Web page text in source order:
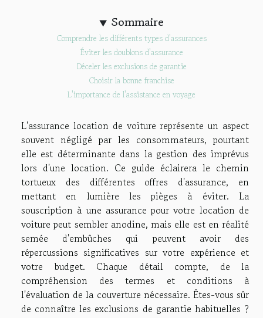
Sommaire
Comprendre les différents types d'assurances
Éviter les doublons d'assurance
Déceler les exclusions de garantie
Choisir la bonne franchise
L'importance de l'assistance en voyage
L'assurance location de voiture représente un aspect
souvent négligé par les consommateurs, pourtant
elle est déterminante dans la gestion des imprévus
lors d'une location. Ce guide éclairera le chemin
tortueux des différentes offres d'assurance, en
mettant en lumière les pièges à éviter. La
souscription à une assurance pour votre location de
voiture peut sembler anodine, mais elle est en réalité
semée d'embûches qui peuvent avoir des
répercussions significatives sur votre expérience et
votre budget. Chaque détail compte, de la
compréhension des termes et conditions à
l'évaluation de la couverture nécessaire. Êtes-vous sûr
de connaître les exclusions de garantie habituelles ?